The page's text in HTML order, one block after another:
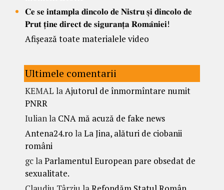
𝐂𝐞 𝐬𝐞 𝐢𝐧𝐭𝐚𝐦𝐩𝐥𝐚 𝐝𝐢𝐧𝐜𝐨𝐥𝐨 𝐝𝐞 𝐍𝐢𝐬𝐭𝐫𝐮 𝐬̦𝐢 𝐝𝐢𝐧𝐜𝐨𝐥𝐨 𝐝𝐞
𝐏𝐫𝐮𝐭 𝐭̦𝐢𝐧𝐞 𝐝𝐢𝐫𝐞𝐜𝐭 𝐝𝐞 𝐬𝐢𝐠𝐮𝐫𝐚𝐧𝐭̦𝐚 𝐑𝐨𝐦𝐚̂𝐧𝐢𝐞𝐢!
Afișează toate materialele video
Ultimele comentarii
KEMAL laAjutorul de înmormîntare numit
PNRR
Iulianla CNA mă acuză de fake news
Antena24.ro laLa Jina, alături de ciobanii
români
gclaParlamentul European pare obsedat de
sexualitate.